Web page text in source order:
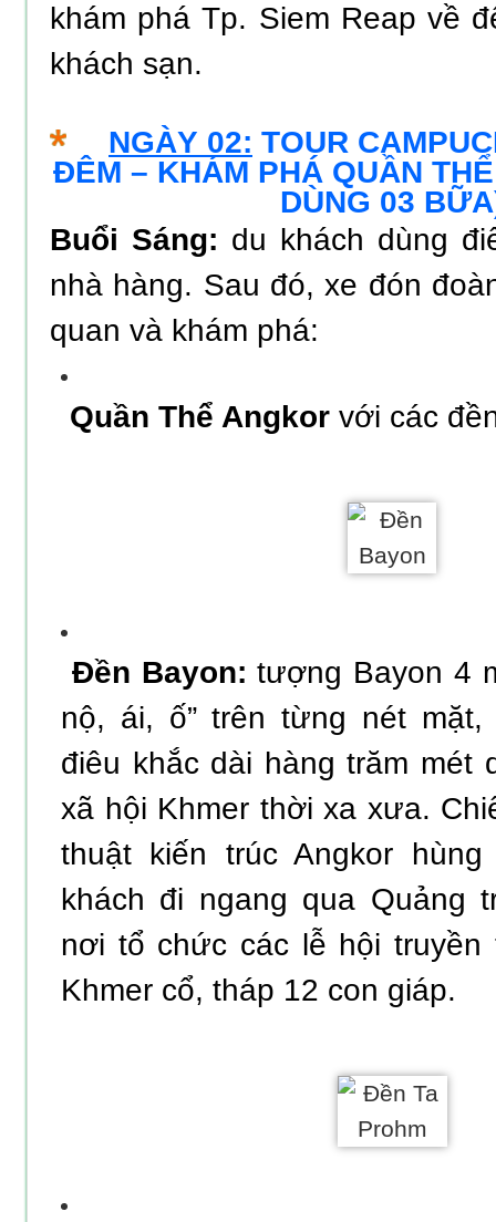
khám phá Tp. Siem Reap về
khách sạn.
NGÀY 02: TOUR
ĐÊM – KHÁM PHÁ QUẦN
DÙNG 03
Buổi Sáng: du khách dùng
nhà hàng. Sau đó, xe đón
quan và khám phá:
Quần Thể Angkor với các
Đền Bayon:tượng Bayon 4
nộ, ái, ố” trên từng nét
điêu khắc dài hàng trăm mét
xã hội Khmer thời xa xưa.
thuật kiến trúc Angkor
khách đi ngang qua Quảng
nơi tổ chức các lễ hội truyền
Khmer cổ, tháp 12 con giáp.